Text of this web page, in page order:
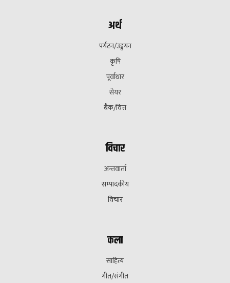
अर्थ
पर्यटन/उड्डयन
कृषि
पूर्वाधार
सेयर
बैक/वित्त
विचार
अन्तवार्ता
सम्पादकीय
विचार
कला
साहित्य
गीत/संगीत